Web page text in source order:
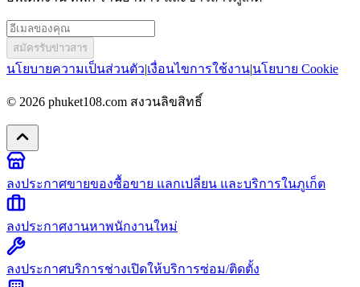
สมัครรับข่าวสาร
นโยบายความเป็นส่วนตัว|เงื่อนไขการใช้งาน|นโยบาย Cookie
© 2026 phuket108.com สงวนลิขสิทธิ์
ลงประกาศขายของซื้อขาย แลกเปลี่ยน และบริการในภูเก็ต
ลงประกาศงานหาพนักงานใหม่
ลงประกาศบริการช่างเปิดให้บริการซ่อม/ติดตั้ง